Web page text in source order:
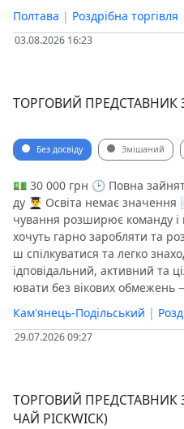
Полтава | Роздрібна торгівля
03.08.2026 16:23
ТОРГОВИЙ ПРЕДСТАВНИК
Без досвіду Змішаний
💵 30 000 грн 🕑 Повна
ду 👨‍🎓 Освіта немає
чування розширює команду і
хочуть гарно заробляти та
ш спілкуватися та легко
ідповідальний, активний та
ювати без вікових обмежень
Кам'янець-Подільський |
29.07.2026 09:27
ТОРГОВИЙ ПРЕДСТАВНИК З
ЧАЙ PICKWICK)